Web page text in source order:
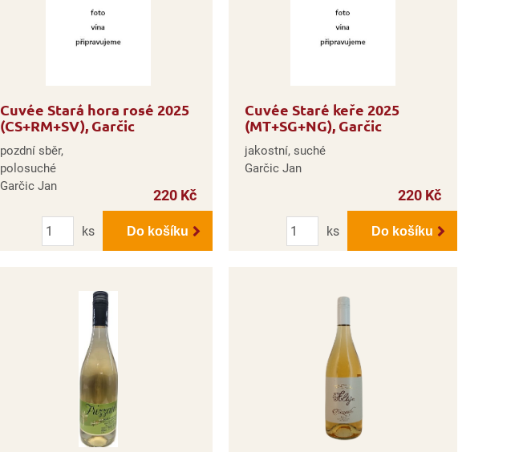
Cuvée Stará hora rosé 2025
(CS+RM+SV), Garčic
pozdní sběr,
polosuché
Garčic Jan
220 Kč
Počet
ks
Do košíku
Cuvée Staré keře 2025
(MT+SG+NG), Garčic
jakostní, suché
Garčic Jan
220 Kč
Počet
ks
Do košíku